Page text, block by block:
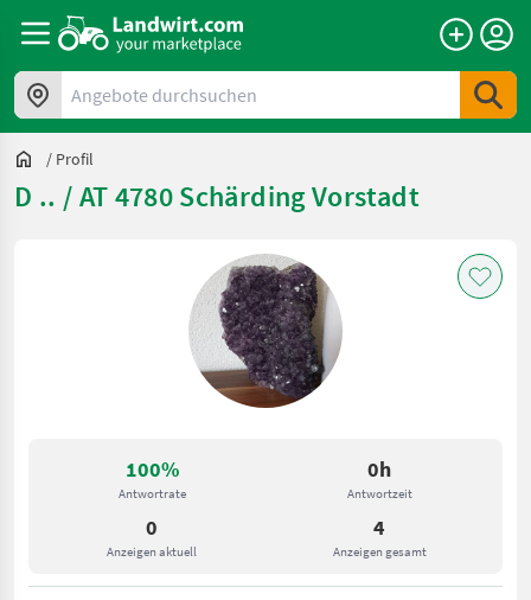
Angebote durchsuchen
/ Profil
D .. / AT 4780 Schärding Vorstadt
100%
Antwortrate
0h
Antwortzeit
0
Anzeigen aktuell
4
Anzeigen gesamt